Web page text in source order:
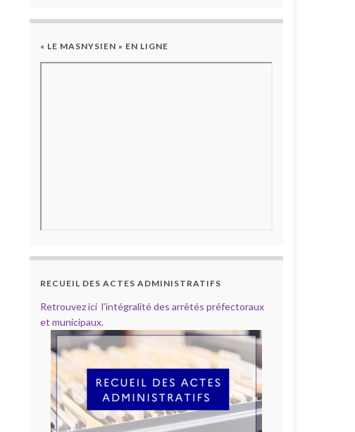
« LE MASNYSIEN » EN LIGNE
RECUEIL DES ACTES ADMINISTRATIFS
Retrouvez ici l’intégralité des arrêtés préfectoraux
et municipaux.